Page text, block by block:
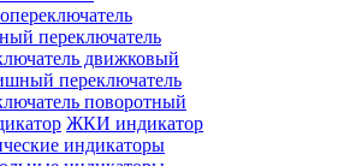
переключатель
движковый
переключатель
поворотный
ЖКИ индикатор
индикаторы